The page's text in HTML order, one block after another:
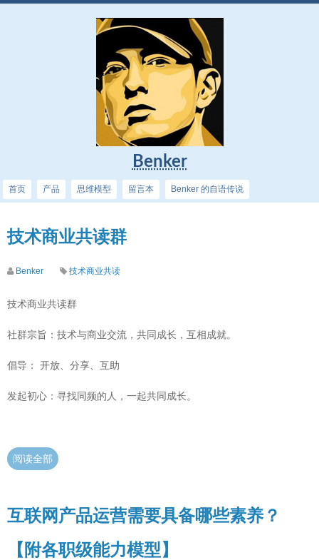
Benker
首页 产品 思维模型 留言本 Benker 的自语传说
技术商业共读群
Benker 技术商业共读
技术商业共读群
社群宗旨：技术与商业交流，共同成长，互相成就。
倡导： 开放、分享、互助
发起初心：寻找同频的人，一起共同成长。
阅读全部
互联网产品运营需要具备哪些素养？
【附各职级能力模型】